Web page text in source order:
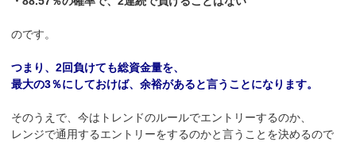
のです。
つまり、2回負けても総資金量を、
最大の3％にしておけば、余裕があると言うことになります。
そのうえで、今はトレンドのルールでエントリーするのか、
レンジで通用するエントリーをするのかと言うことを決めるので